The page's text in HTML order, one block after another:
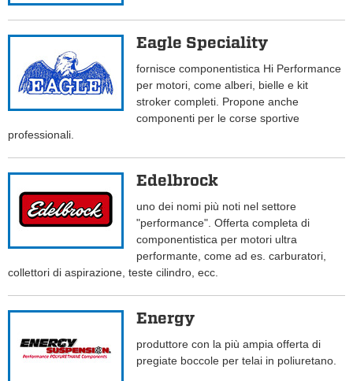
Eagle Speciality
fornisce componentistica Hi Performance
per motori, come alberi, bielle e kit
stroker completi. Propone anche
componenti per le corse sportive
professionali.
Edelbrock
uno dei nomi più noti nel settore
"performance". Offerta completa di
componentistica per motori ultra
performante, come ad es. carburatori,
collettori di aspirazione, teste cilindro, ecc.
Energy
produttore con la più ampia offerta di
pregiate boccole per telai in poliuretano.